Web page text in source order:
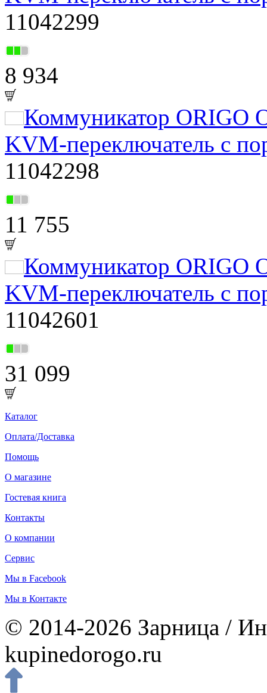
11042299
8 934
Коммуникатор ORIGO
KVM-переключатель с
11042298
11 755
Коммуникатор ORIGO
KVM-переключатель с
11042601
31 099
Каталог
Оплата/Доставка
Помощь
О магазине
Гостевая книга
Контакты
О компании
Сервис
Мы в Facebook
Мы в Контакте
© 2014-2026 Зарница /
kupinedorogo.ru